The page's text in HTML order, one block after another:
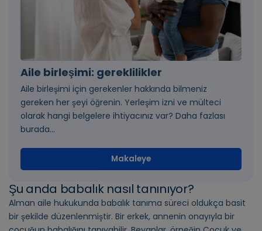
Aile birleşimi: gereklilikler
Aile birleşimi için gerekenler hakkında bilmeniz
gereken her şeyi öğrenin. Yerleşim izni ve mülteci
olarak hangi belgelere ihtiyacınız var? Daha fazlası
burada...
Makaleye
Şu anda babalık nasıl tanınıyor?
Alman aile hukukunda babalık tanıma süreci oldukça basit
bir şekilde düzenlenmiştir. Bir erkek, annenin onayıyla bir